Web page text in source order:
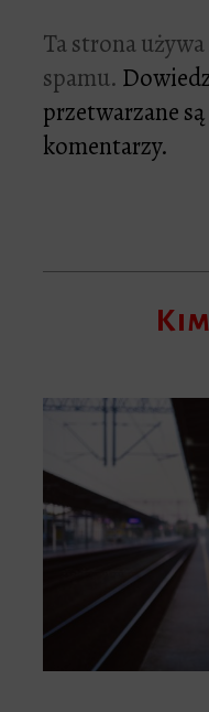
Ta strona
spamu.
przetwarzane
komentarzy.